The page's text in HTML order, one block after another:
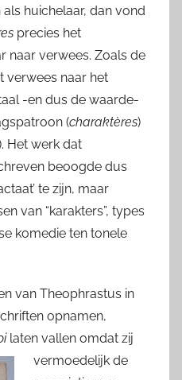
huichelaar, dan vond
precies het
naar verwees. Zoals de
verwees naar het
-en dus de waarde-
(charaktères)
Het werk dat
beoogde dus
te zijn, maar
van “karakters”, types
komedie ten tonele
van Theophrastus in
opnamen,
laten vallen omdat zij
vermoedelijk de